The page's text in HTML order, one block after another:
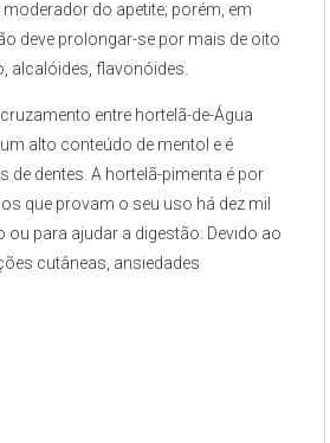
do apetite; porém, em
deve prolongar-se por mais de oito
alcalóides, flavonóides.
entre hortelã-de-Água
alto conteúdo de mentol e é
dentes. A hortelã-pimenta é por
que provam o seu uso há dez mil
para ajudar a digestão. Devido ao
cutâneas, ansiedades